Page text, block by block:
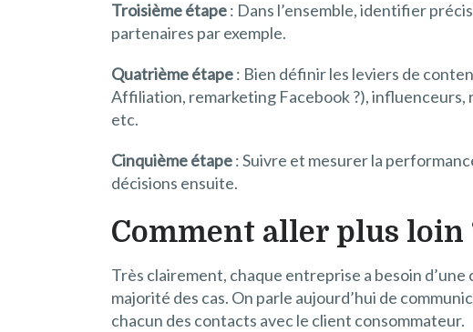
Troisième étape: Dans l’ensemble, identifier
partenaires par exemple.
Quatrième étape: Bien définir les leviers de
Affiliation, remarketing Facebook ?), influenceurs,
etc.
Cinquième étape: Suivre et mesurer la
décisions ensuite.
Comment aller plus loin
Très clairement, chaque entreprise a besoin
majorité des cas. On parle aujourd’hui de
chacun des contacts avec le client consommateur.